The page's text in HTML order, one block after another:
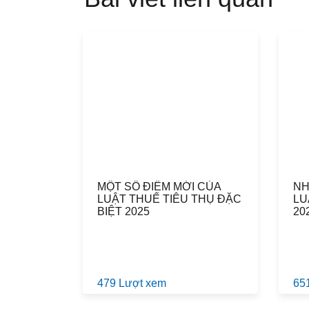
MỘT SỐ ĐIỂM MỚI CỦA
LUẬT THUẾ TIÊU THỤ ĐẶC
BIỆT 2025
479 Lượt xem